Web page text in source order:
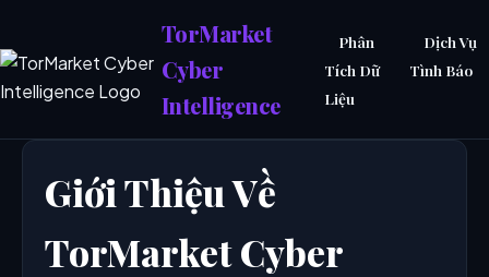
TorMarket
Cyber
Intelligence
Phân
Tích Dữ
Liệu
Dịch Vụ
Tình Báo
Giới Thiệu Về
TorMarket Cyber